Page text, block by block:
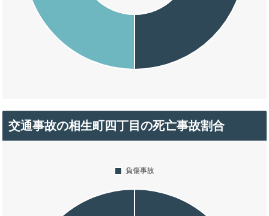
交通事故の相生町四丁目の死亡事故割合